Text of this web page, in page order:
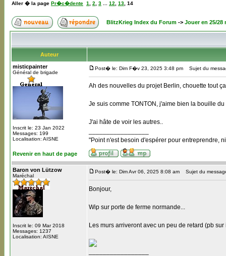
Aller � la page Pr�c�dente 1 2 3 12 13 14
BlitzKrieg Index du Forum -> Jouer en 25/28
Auteur
misticpainter
Général de brigade
Inscrit le: 23 Jan 2022
Messages: 199
Localisation: AISNE
Post� le: Dim F�v 23, 2025 3:48 pm Sujet du
Ah des nouvelles du projet Berlin, chouette tout
Je suis comme TONTON, j'aime bien la bouille
J'ai hâte de voir les autres..
"Point n'est besoin d'espérer pour entreprendre,
Revenir en haut de page
Baron von Lützow
Maréchal
Inscrit le: 09 Mar 2018
Messages: 1237
Localisation: AISNE
Post� le: Dim Avr 06, 2025 8:08 am Sujet du
Bonjour,
Wip sur porte de ferme normande...
Les murs arriveront avec un peu de retard (pb sur